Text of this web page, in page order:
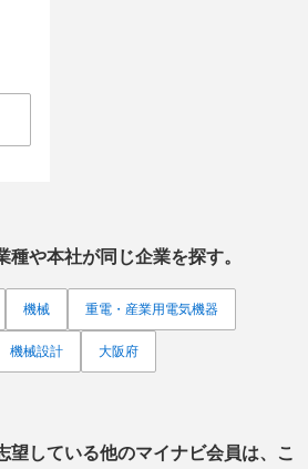
種や本社が同じ企業を探す。
機械 重電・産業用電気機器
機械設計 大阪府
望している他のマイナビ会員は、こ